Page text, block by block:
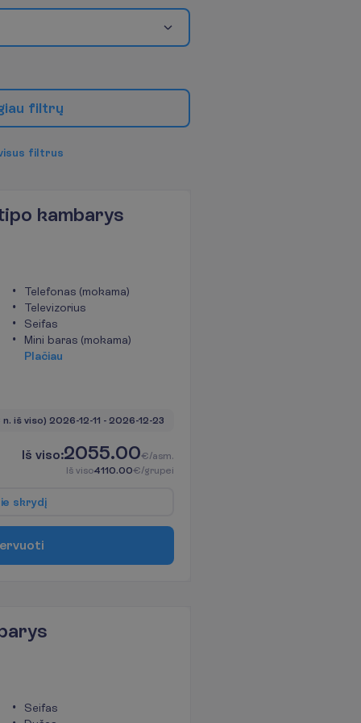
iau filtrų
isus filtrus
kambarys
Telefonas (mokama)
Televizorius
Seifas
Mini baras (mokama)
Plačiau
n. iš viso) 2026-12-11 - 2026-12-23
Iš viso:2055.00€/asm.
Iš viso4110.00€/grupei
ie skrydį
rvuoti
Seifas